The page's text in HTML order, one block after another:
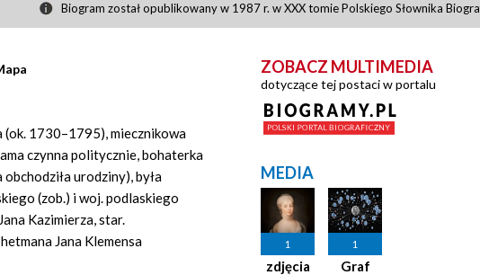
Biogram został opublikowany w 1987 r. w XXX tomie Polskiego Słownika
1730–1795), miecznikowa
czynna politycznie, bohaterka
urodziny), była
(zob.) i woj. podlaskiego
Kazimierza, star.
Jana Klemensa
ZOBACZ MULTIMEDIA
dotyczące tej postaci w portalu
MEDIA
1
zdjęcia
1
Graf